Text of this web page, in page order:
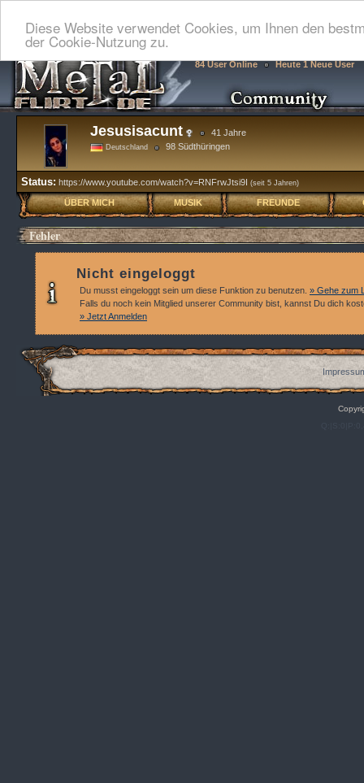
Diese Website verwendet Cookies, um Ihnen den
der Cookie-Nutzung zu.
84 User Online Heute 1 Neue User
Jesusisacunt 41 Jahre
Deutschland 98 Südthüringen
Status: https://www.youtube.com/watch?v=RNFrwJtsi9I (seit 5 Jahren)
ÜBER MICH MUSIK FREUNDE
Fehler
Nicht eingeloggt
Du musst eingeloggt sein um diese Funktion zu benutzen. » Gehe zum
Falls du noch kein Mitglied unserer Community bist, kannst Du dich
» Jetzt Anmelden